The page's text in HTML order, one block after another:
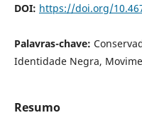
DOI: https://doi.org/
Palavras-chave:
Identidade Negra,
Resumo